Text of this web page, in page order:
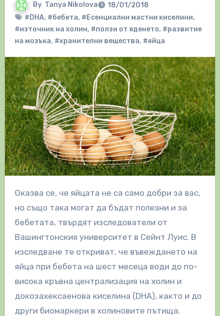
By Tanya Nikolova
18/01/2018
#DHA, #бебета, #Есенциални мастни киселини,
#източник на холин, #ползи от яденето, #развитие
на мозъка, #хранителни вещества, #яйца
Оказва се, че яйцата не са само добри за вас,
но също така могат да бъдат полезни и за
бебетата, твърдят изследователи от
Вашингтонския университет в Сейнт Луис. В
изследване те откриват, че въвеждането на
яйца при бебета на шест месеца води до по-
висока кръвна централизация на холин и
докозахексаенова киселина (DHA), както и до
други биомаркери в холиновите пътища.